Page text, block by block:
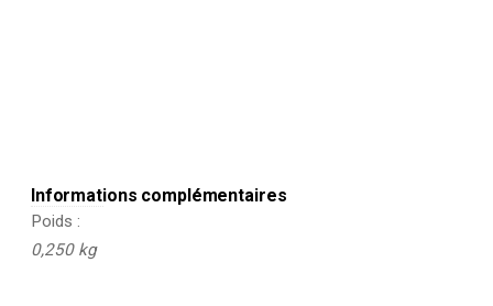
Informations complémentaires
Poids
0,250 kg